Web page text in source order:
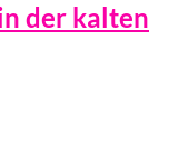
der kalten